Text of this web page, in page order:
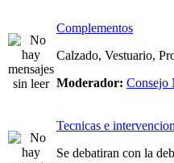
Complementos
Calzado, Vestuario,
Moderador: Consejo
Tecnicas e
Se debatiran con la